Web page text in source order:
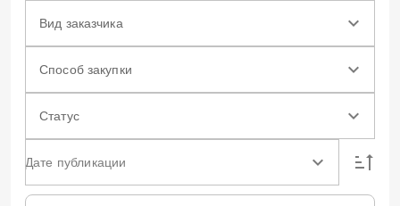
Вид заказчика
Способ закупки
Статус
Дате публикации